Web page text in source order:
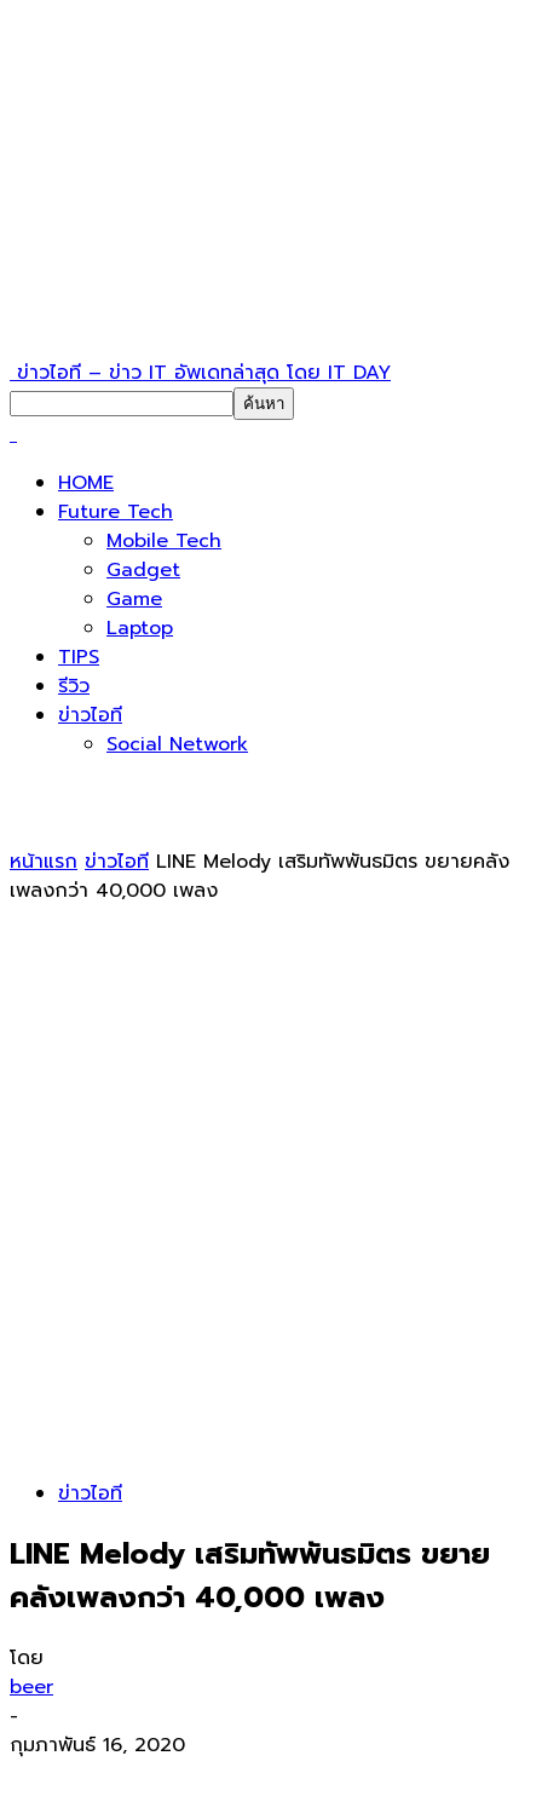
ข่าวไอที – ข่าว IT อัพเดทล่าสุด โดย IT DAY
HOME
Future Tech
Mobile Tech
Gadget
Game
Laptop
TIPS
รีวิว
ข่าวไอที
Social Network
หน้าแรก ข่าวไอที LINE Melody เสริมทัพพันธมิตร ขยายคลัง
เพลงกว่า 40,000 เพลง
ข่าวไอที
LINE Melody เสริมทัพพันธมิตร ขยาย
คลังเพลงกว่า 40,000 เพลง
โดย
beer
-
กุมภาพันธ์ 16, 2020